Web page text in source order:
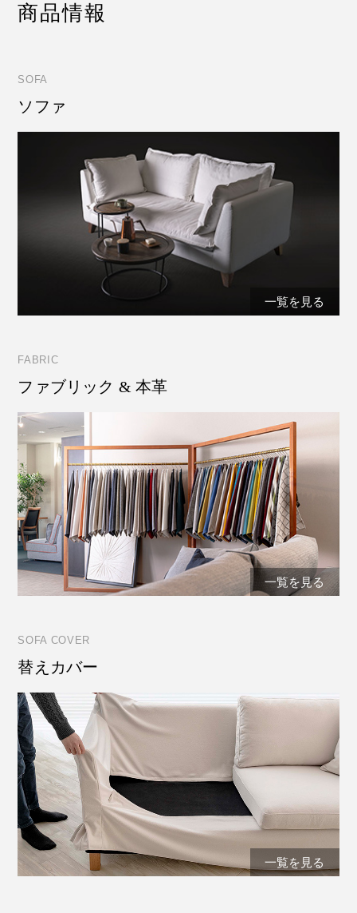
商品情報
SOFA
ソファ
一覧を見る
FABRIC
ファブリック & 本革
一覧を見る
SOFA COVER
替えカバー
一覧を見る